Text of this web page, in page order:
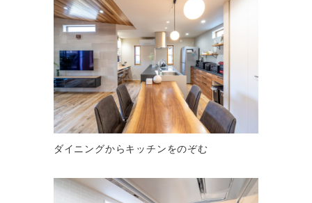
ダイニングからキッチンをのぞむ